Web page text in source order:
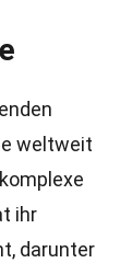
weltweit
ihr
darunter